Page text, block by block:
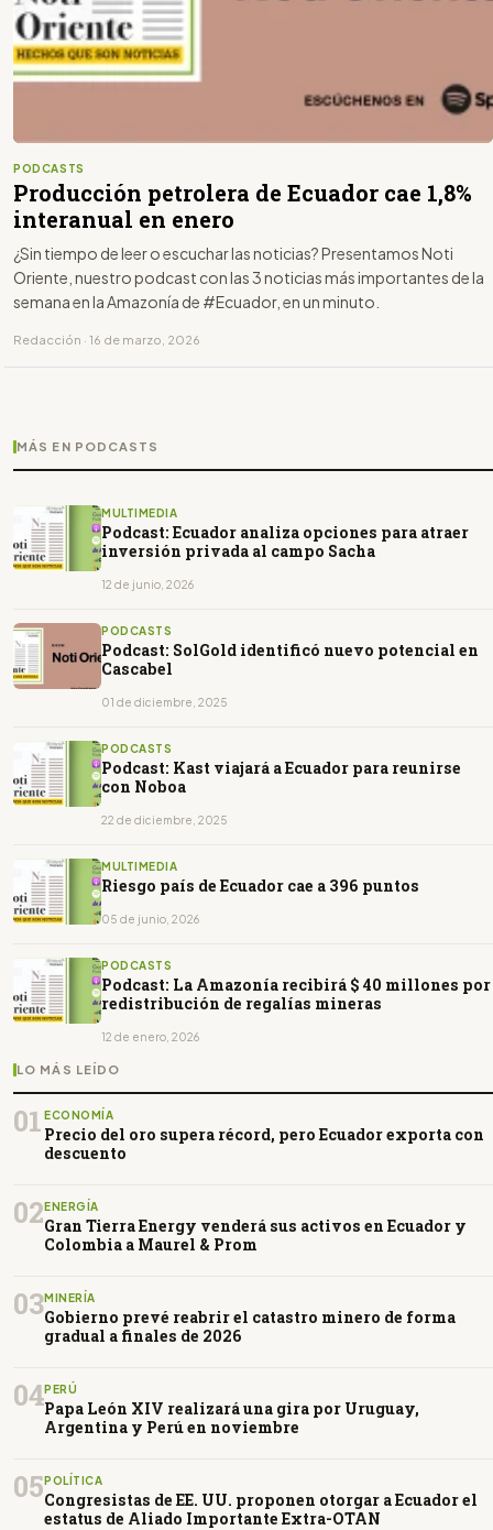
PODCASTS
Producción petrolera de Ecuador cae 1,8%
interanual en enero
¿Sin tiempo de leer o escuchar las noticias? Presentamos Noti
Oriente, nuestro podcast con las 3 noticias más importantes de la
semana en la Amazonía de #Ecuador, en un minuto.
Redacción · 16 de marzo, 2026
MÁS EN PODCASTS
MULTIMEDIA
Podcast: Ecuador analiza opciones para atraer
inversión privada al campo Sacha
12 de junio, 2026
PODCASTS
Podcast: SolGold identificó nuevo potencial en
Cascabel
01 de diciembre, 2025
PODCASTS
Podcast: Kast viajará a Ecuador para reunirse
con Noboa
22 de diciembre, 2025
MULTIMEDIA
Riesgo país de Ecuador cae a 396 puntos
05 de junio, 2026
PODCASTS
Podcast: La Amazonía recibirá $ 40 millones por
redistribución de regalías mineras
12 de enero, 2026
LO MÁS LEÍDO
01 ECONOMÍA
Precio del oro supera récord, pero Ecuador exporta con
descuento
02ENERGÍA
Gran Tierra Energy venderá sus activos en Ecuador y
Colombia a Maurel & Prom
03MINERÍA
Gobierno prevé reabrir el catastro minero de forma
gradual a finales de 2026
04PERÚ
Papa León XIV realizará una gira por Uruguay,
Argentina y Perú en noviembre
05POLÍTICA
Congresistas de EE. UU. proponen otorgar a Ecuador el
estatus de Aliado Importante Extra-OTAN